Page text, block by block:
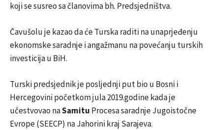
koji se susreo sa članovima bh. Predsjedništva.
Čavušolu je kazao da će Turska raditi na unaprjeđenju
ekonomske saradnje i angažmanu na povećanju turskih
investicija u BiH.
Turski predsjednik je posljednji put bio u Bosni i
Hercegovini početkom jula 2019.godine kada je
učestvovao naSamitu Procesa saradnje Jugoistočne
Evrope (SEECP) na Jahorini kraj Sarajeva.